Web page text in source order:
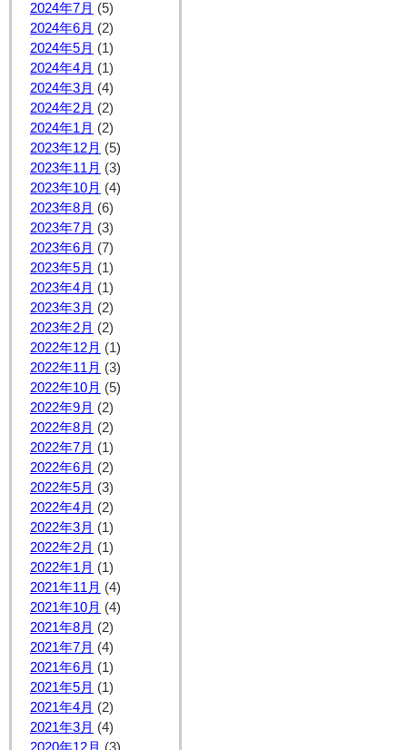
2024年7月 (5)
2024年6月 (2)
2024年5月 (1)
2024年4月 (1)
2024年3月 (4)
2024年2月 (2)
2024年1月 (2)
2023年12月 (5)
2023年11月 (3)
2023年10月 (4)
2023年8月 (6)
2023年7月 (3)
2023年6月 (7)
2023年5月 (1)
2023年4月 (1)
2023年3月 (2)
2023年2月 (2)
2022年12月 (1)
2022年11月 (3)
2022年10月 (5)
2022年9月 (2)
2022年8月 (2)
2022年7月 (1)
2022年6月 (2)
2022年5月 (3)
2022年4月 (2)
2022年3月 (1)
2022年2月 (1)
2022年1月 (1)
2021年11月 (4)
2021年10月 (4)
2021年8月 (2)
2021年7月 (4)
2021年6月 (1)
2021年5月 (1)
2021年4月 (2)
2021年3月 (4)